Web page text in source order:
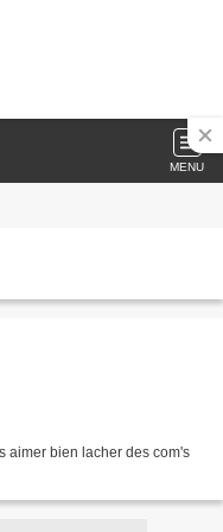
MENU
aimer bien lacher des com's